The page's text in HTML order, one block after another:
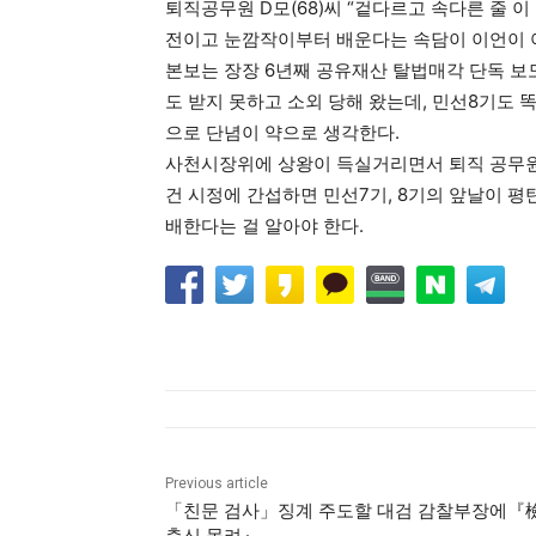
퇴직공무원 D모(68)씨 “겉다르고 속다른 줄
전이고 눈깜작이부터 배운다는 속담이 이언이
본보는 장장 6년째 공유재산 탈법매각 단독
도 받지 못하고 소외 당해 왔는데, 민선8기도
으로 단념이 약으로 생각한다.
사천시장위에 상왕이 득실거리면서 퇴직 공무
건 시정에 간섭하면 민선7기, 8기의 앞날이
배한다는 걸 알아야 한다.
Previous article
「친문 검사」징계 주도할 대검 감찰부장에『